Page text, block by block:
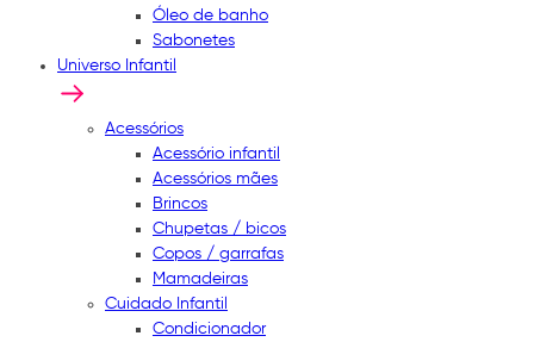
Óleo de banho
Sabonetes
Universo Infantil
Acessórios
Acessório infantil
Acessórios mães
Brincos
Chupetas / bicos
Copos / garrafas
Mamadeiras
Cuidado Infantil
Condicionador